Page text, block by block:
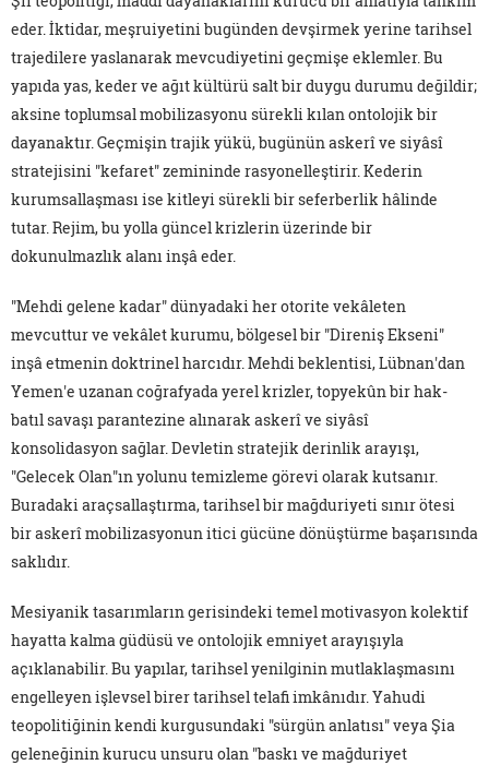
eder. İktidar, meşruiyetini bugünden devşirmek yerine tarihsel
trajedilere yaslanarak mevcudiyetini geçmişe eklemler. Bu
yapıda yas, keder ve ağıt kültürü salt bir duygu durumu değildir;
aksine toplumsal mobilizasyonu sürekli kılan ontolojik bir
dayanaktır. Geçmişin trajik yükü, bugünün askerî ve siyâsî
stratejisini "kefaret" zemininde rasyonelleştirir. Kederin
kurumsallaşması ise kitleyi sürekli bir seferberlik hâlinde
tutar. Rejim, bu yolla güncel krizlerin üzerinde bir
dokunulmazlık alanı inşâ eder.
"Mehdi gelene kadar" dünyadaki her otorite vekâleten
mevcuttur ve vekâlet kurumu, bölgesel bir "Direniş Ekseni"
inşâ etmenin doktrinel harcıdır. Mehdi beklentisi, Lübnan'dan
Yemen'e uzanan coğrafyada yerel krizler, topyekûn bir hak-
batıl savaşı parantezine alınarak askerî ve siyâsî
konsolidasyon sağlar. Devletin stratejik derinlik arayışı,
"Gelecek Olan"ın yolunu temizleme görevi olarak kutsanır.
Buradaki araçsallaştırma, tarihsel bir mağduriyeti sınır ötesi
bir askerî mobilizasyonun itici gücüne dönüştürme başarısında
saklıdır.
Mesiyanik tasarımların gerisindeki temel motivasyon kolektif
hayatta kalma güdüsü ve ontolojik emniyet arayışıyla
açıklanabilir. Bu yapılar, tarihsel yenilginin mutlaklaşmasını
engelleyen işlevsel birer tarihsel telafi imkânıdır. Yahudi
teopolitiğinin kendi kurgusundaki "sürgün anlatısı" veya Şia
geleneğinin kurucu unsuru olan "baskı ve mağduriyet